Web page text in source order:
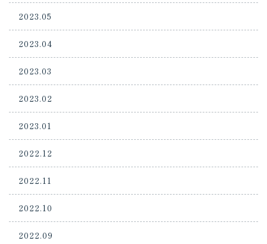
2023.05
2023.04
2023.03
2023.02
2023.01
2022.12
2022.11
2022.10
2022.09